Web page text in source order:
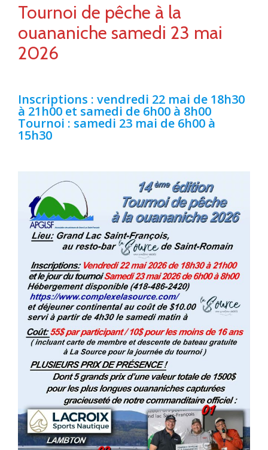
Tournoi de pêche à la
ouananiche samedi 23 mai
2026
Inscriptions : vendredi 22 mai de 18h30
à 21h00 et samedi de 6h00 à 8h00
Tournoi : samedi 23 mai de 6h00 à
15h30